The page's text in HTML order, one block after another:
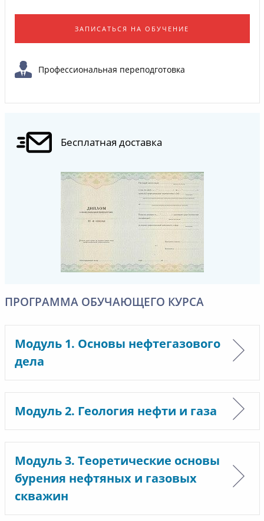
ЗАПИСАТЬСЯ НА ОБУЧЕНИЕ
Профессиональная переподготовка
Бесплатная доставка
ПРОГРАММА ОБУЧАЮЩЕГО КУРСА
Модуль 1. Основы нефтегазового
дела
Модуль 2. Геология нефти и газа
Модуль 3. Теоретические основы
бурения нефтяных и газовых
скважин